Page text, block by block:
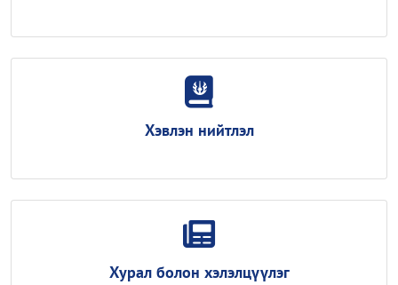
Хэвлэн нийтлэл
Хурал болон хэлэлцүүлэг